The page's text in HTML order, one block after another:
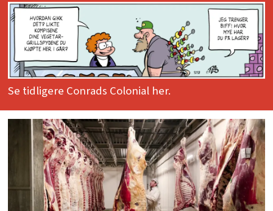
Se tidligere Conrads Colonial her.